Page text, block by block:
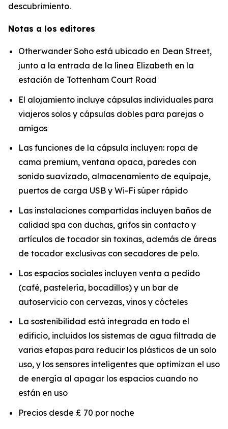
descubrimiento.
Notas a los editores
Otherwander Soho está ubicado en Dean Street,
junto a la entrada de la línea Elizabeth en la
estación de Tottenham Court Road
El alojamiento incluye cápsulas individuales para
viajeros solos y cápsulas dobles para parejas o
amigos
Las funciones de la cápsula incluyen: ropa de
cama premium, ventana opaca, paredes con
sonido suavizado, almacenamiento de equipaje,
puertos de carga USB y Wi-Fi súper rápido
Las instalaciones compartidas incluyen baños de
calidad spa con duchas, grifos sin contacto y
artículos de tocador sin toxinas, además de áreas
de tocador exclusivas con secadores de pelo.
Los espacios sociales incluyen venta a pedido
(café, pastelería, bocadillos) y un bar de
autoservicio con cervezas, vinos y cócteles
La sostenibilidad está integrada en todo el
edificio, incluidos los sistemas de agua filtrada de
varias etapas para reducir los plásticos de un solo
uso, y los sensores inteligentes que optimizan el uso
de energía al apagar los espacios cuando no
están en uso
Precios desde £ 70 por noche